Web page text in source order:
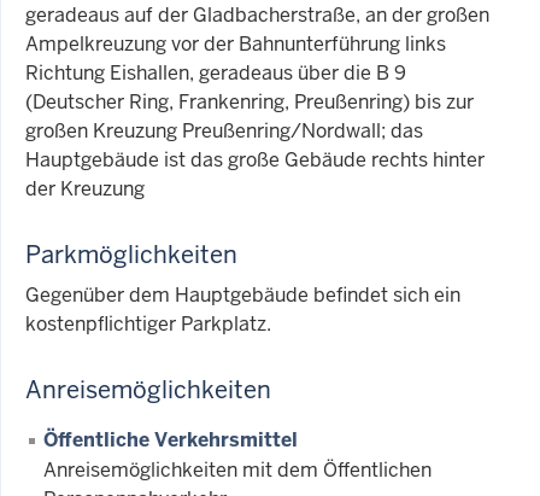
geradeaus auf der Gladbacherstraße, an der großen
Ampelkreuzung vor der Bahnunterführung links
Richtung Eishallen, geradeaus über die B 9
(Deutscher Ring, Frankenring, Preußenring) bis zur
großen Kreuzung Preußenring/Nordwall; das
Hauptgebäude ist das große Gebäude rechts hinter
der Kreuzung
Parkmöglichkeiten
Gegenüber dem Hauptgebäude befindet sich ein
kostenpflichtiger Parkplatz.
Anreisemöglichkeiten
Öffentliche Verkehrsmittel
Anreisemöglichkeiten mit dem Öffentlichen